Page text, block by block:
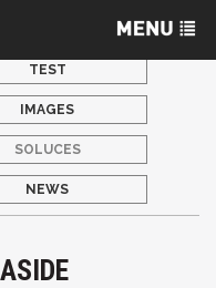
TEST
IMAGES
SOLUCES
NEWS